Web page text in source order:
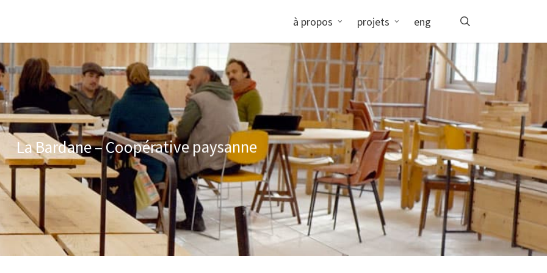
à propos projets eng
La Bardane – Coopérative paysanne